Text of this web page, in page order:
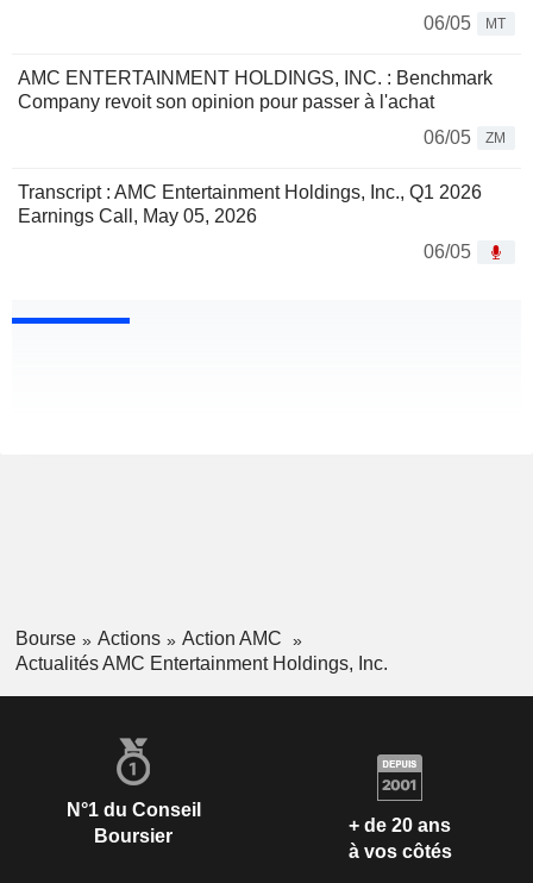
06/05
MT
AMC ENTERTAINMENT HOLDINGS, INC. : Benchmark
Company revoit son opinion pour passer à l'achat
06/05
ZM
Transcript : AMC Entertainment Holdings, Inc., Q1 2026
Earnings Call, May 05, 2026
06/05
Bourse Actions
Action AMC
Actualités AMC Entertainment Holdings, Inc.
N°1 du Conseil
Boursier
+ de 20 ans
à vos côtés